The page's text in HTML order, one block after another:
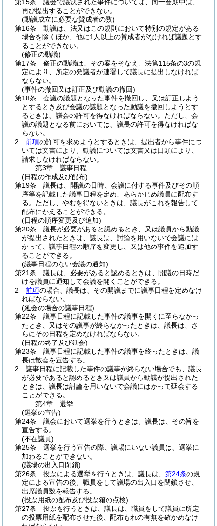
第15条
議会で議決された事件については、同一会期中は、
再び提出することができない。
(動議成立に必要な賛成者の数)
第16条
動議は、法又はこの規則において特別の規定がある
場合を除くほか、他に1人以上の賛成者がなければ議題とす
ることができない。
(修正の動議)
第17条
修正の動議は、その案をそなえ、法第115条の3の規
定により、所定の発議者が連署して議長に提出しなければ
ならない。
(事件の撤回又は訂正及び動議の撤回)
第18条
会議の議題となった事件を撤回し、又は訂正しよう
とするとき及び会議の議題となった動議を撤回しようとす
るときは、議会の許可を得なければならない。 ただし、会
議の議題となる前においては、議長の許可を得なければな
らない。
2
前項の許可を求めようとするときは、提出者から事件につ
いては文書により、動議については文書又は口頭により、
請求しなければならない。
第3章
議事日程
(日程の作成及び配布)
第19条
議長は、開議の日時、会議に付する事件及びその順
序等を記載した議事日程を定め、あらかじめ議員に配布す
る。 ただし、やむを得ないときは、議長がこれを報告して
配布にかえることができる。
(日程の順序変更及び追加)
第20条
議長が必要があると認めるとき、又は議員から動議
が提出されたときは、議長は、討論を用いないで会議には
かって、議事日程の順序を変更し、又は他の事件を追加す
ることができる。
(議事日程のない会議の通知)
第21条
議長は、必要があると認めるときは、開議の日時だ
けを議員に通知して会議を開くことができる。
2
前項の場合、議長は、その開議までに議事日程を定めなけ
ればならない。
(延会の場合の議事日程)
第22条
議事日程に記載した事件の議事を開くに至らなかっ
たとき、又はその議事が終らなかったときは、議長は、さ
らにその日程を定めなければならない。
(日程の終了及び延会)
第23条
議事日程に記載した事件の議事を終ったときは、議
長は散会を宣告する。
2
議事日程に記載した事件の議事が終らない場合でも、議長
が必要であると認めるとき又は議員から動議が提出された
ときは、議長は討論を用いないで会議にはかって延会する
ことができる。
第4章
選挙
(選挙の宣告)
第24条
議会において選挙を行うときは、議長は、その旨を
宣告する。
(不在議員)
第25条
選挙を行う宣告の際、議場にいない議員は、選挙に
加わることができない。
(議場の出入口閉鎖)
第26条
投票による選挙を行うときは、議長は、 第24条の規
定による宣告の後、職員をして議場の出入口を閉鎖させ、
出席議員数を報告する。
(投票用紙の配布及び投票箱の点検)
第27条
投票を行うときは、議長は、職員をして議員に所定
の投票用紙を配布させた後、配布もれの有無を確かめなけ